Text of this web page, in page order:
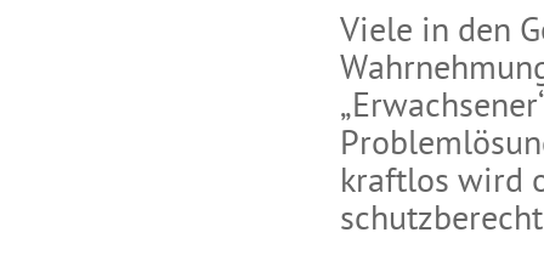
Viele in den
kraftlos wird